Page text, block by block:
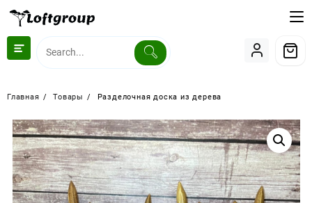
содержимому
Главная Товары Разделочная доска из дерева